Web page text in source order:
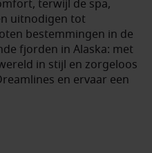
terwijl de spa,
uitnodigen tot
bestemmingen in de
fjorden in Alaska: met
in stijl en zorgeloos
en ervaar een